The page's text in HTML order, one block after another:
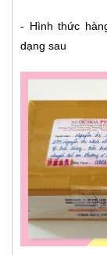
- Hình thức
dạng sau